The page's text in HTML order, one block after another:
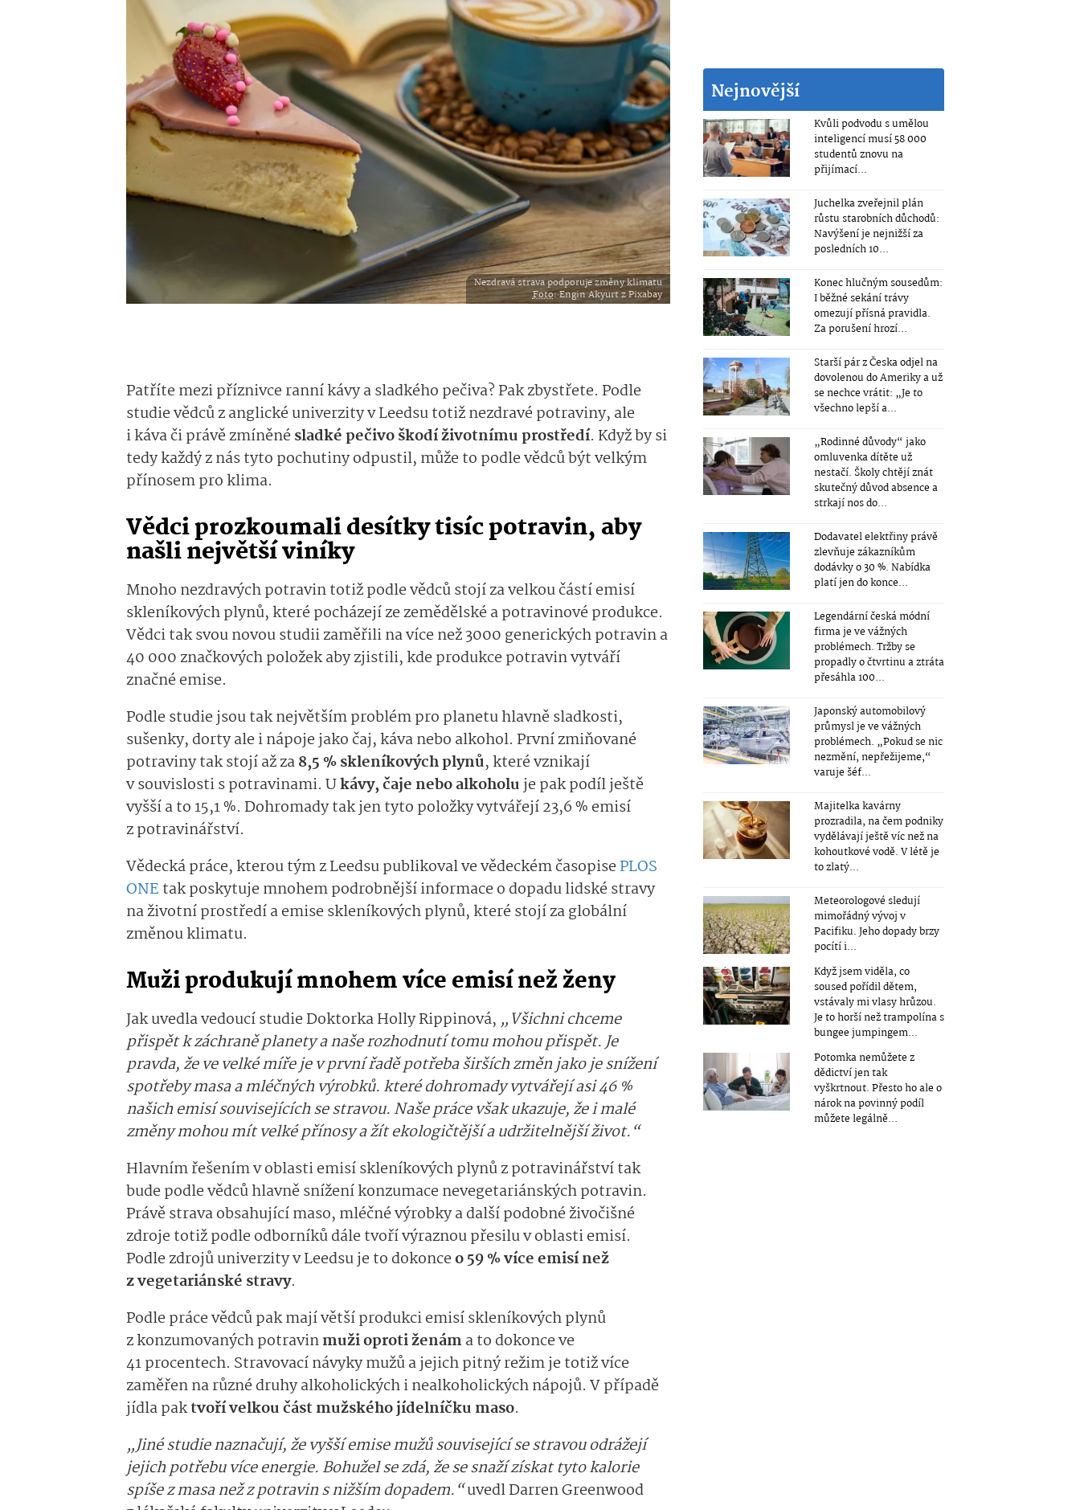
Nezdravá strava podporuje změny klimatu
Foto: Engin Akyurt z Pixabay
Patříte mezi příznivce ranní kávy a sladkého pečiva? Pak zbystřete. Podle
studie vědců z anglické univerzity v Leedsu totiž nezdravé potraviny, ale
i káva či právě zmíněnésladké pečivo škodí životnímu prostředí. Když by si
tedy každý z nás tyto pochutiny odpustil, může to podle vědců být velkým
přínosem pro klima.
Vědci prozkoumali desítky tisíc potravin, aby
našli největší viníky
Mnoho nezdravých potravin totiž podle vědců stojí za velkou částí emisí
skleníkových plynů, které pocházejí ze zemědělské a potravinové produkce.
Vědci tak svou novou studii zaměřili na více než 3000 generických potravin a
40 000 značkových položek aby zjistili, kde produkce potravin vytváří
značné emise.
Podle studie jsou tak největším problém pro planetu hlavně sladkosti,
sušenky, dorty ale i nápoje jako čaj, káva nebo alkohol. První zmiňované
potraviny tak stojí až za8,5 % skleníkových plynů, které vznikají
v souvislosti s potravinami. Ukávy, čaje nebo alkoholuje pak podíl ještě
vyšší a to 15,1 %. Dohromady tak jen tyto položky vytvářejí 23,6 % emisí
z potravinářství.
Vědecká práce, kterou tým z Leedsu publikoval ve vědeckém časopisePLOS
ONE tak poskytuje mnohem podrobnější informace o dopadu lidské stravy
na životní prostředí a emise skleníkových plynů, které stojí za globální
změnou klimatu.
Muži produkují mnohem více emisí než ženy
Jak uvedla vedoucí studie Doktorka Holly Rippinová, „Všichni chceme
přispět k záchraně planety a naše rozhodnutí tomu mohou přispět. Je
pravda, že ve velké míře je v první řadě potřeba širších změn jako je snížení
spotřeby masa a mléčných výrobků. které dohromady vytvářejí asi 46 %
našich emisí souvisejících se stravou. Naše práce však ukazuje, že i malé
změny mohou mít velké přínosy a žít ekologičtější a udržitelnější život.“
Hlavním řešením v oblasti emisí skleníkových plynů z potravinářství tak
bude podle vědců hlavně snížení konzumace nevegetariánských potravin.
Právě strava obsahující maso, mléčné výrobky a další podobné živočišné
zdroje totiž podle odborníků dále tvoří výraznou přesilu v oblasti emisí.
Podle zdrojů univerzity v Leedsu je to dokonceo 59 % více emisí než
z vegetariánské stravy.
Podle práce vědců pak mají větší produkci emisí skleníkových plynů
z konzumovaných potravinmuži oproti ženáma to dokonce ve
41 procentech. Stravovací návyky mužů a jejich pitný režim je totiž více
zaměřen na různé druhy alkoholických i nealkoholických nápojů. V případě
jídla paktvoří velkou část mužského jídelníčku maso.
„Jiné studie naznačují, že vyšší emise mužů související se stravou odrážejí
jejich potřebu více energie. Bohužel se zdá, že se snaží získat tyto kalorie
spíše z masa než z potravin s nižším dopadem.“uvedl Darren Greenwood
Nejnovější
Kvůli podvodu s umělou
inteligencí musí 58 000
studentů znovu na
přijímací...
Juchelka zveřejnil plán
růstu starobních důchodů:
Navýšení je nejnižší za
posledních 10...
Konec hlučným sousedům:
I běžné sekání trávy
omezují přísná pravidla.
Za porušení hrozí...
Starší pár z Česka odjel na
dovolenou do Ameriky a už
se nechce vrátit: „Je to
všechno lepší a...
„Rodinné důvody“ jako
omluvenka dítěte už
nestačí. Školy chtějí znát
skutečný důvod absence a
strkají nos do...
Dodavatel elektřiny právě
zlevňuje zákazníkům
dodávky o 30 %. Nabídka
platí jen do konce...
Legendární česká módní
firma je ve vážných
problémech. Tržby se
propadly o čtvrtinu a ztráta
přesáhla 100...
Japonský automobilový
průmysl je ve vážných
problémech. „Pokud se nic
nezmění, nepřežijeme,“
varuje šéf...
Majitelka kavárny
prozradila, na čem podniky
vydělávají ještě víc než na
kohoutkové vodě. V létě je
to zlatý...
Meteorologové sledují
mimořádný vývoj v
Pacifiku. Jeho dopady brzy
pocítí i...
Když jsem viděla, co
soused pořídil dětem,
vstávaly mi vlasy hrůzou.
Je to horší než trampolína s
bungee jumpingem...
Potomka nemůžete z
dědictví jen tak
vyškrtnout. Přesto ho ale o
nárok na povinný podíl
můžete legálně...